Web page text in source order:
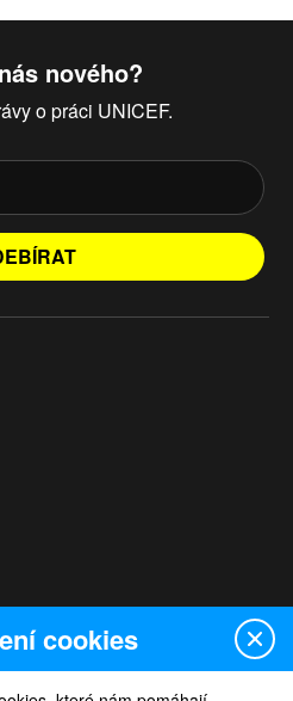
nového?
o práci UNICEF.
cookies